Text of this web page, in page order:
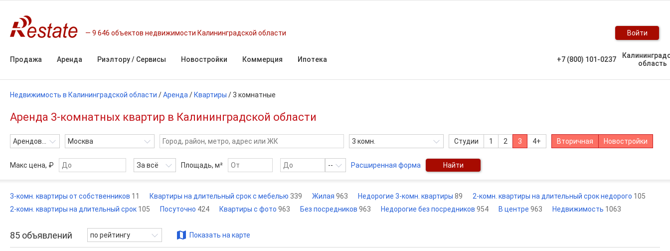
9 646 объектов недвижимости Калининградской области Войти
Продажа Аренда Риэлтору / Сервисы Новостройки Коммерция Ипотека +7 (800) 101-0237
область
Недвижимость в Калининградской области /Аренда / Квартиры /3 комнатные
Аренда 3-комнатных квартир в Калининградской области
Арендовать Москва 3 комн. Студии 1 2 3 4+ Вторичная Новостройки
Макс цена, ₽ За всё Площадь, м² -- Расширенная форма Найти
3-комн. квартиры от собственников 11 Квартиры на длительный срок с мебелью 339 Жилая 963 Недорогие 3-комн. квартиры 89 2-комн. квартиры на длительный срок недорого 105
2-комн. квартиры на длительный срок 105 Посуточно 424 Квартиры с фото 963 Без посредников 963 Недорогие без посредников 954 В центре 963 Недвижимость 1063
85 объявлений по рейтингу Показать на карте